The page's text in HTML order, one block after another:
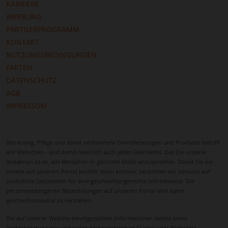
gewährleisten.
Die Nähe zu medizinischen Einrichtungen sorgt
dafür, dass gesundheitliche Versorgung zuverlässig
gewährleistet ist. Betreuungskräfte achten auf die
regelmäßige Einnahme von Medikamenten,
begleiten Arztbesuche und erkennen
gesundheitliche Veränderungen frühzeitig. Dadurch
wird die Sicherheit der Pflegebedürftigen erhöht,
und Angehörige können beruhigt sein, dass
Förderung sozialer Kontakte. Spaziergänge durch
die Stadt, Treffen mit Bekannten oder die Teilnahme
an lokalen Veranstaltungen können von
Einsamkeit, stärkt das psychische Wohlbefinden und
gesellschaftlichen Leben teilzunehmen. Gleichzeitig
KARRIERE
WERBUNG
PARTNERPROGRAMM
KONTAKT
NUTZUNGSBEDINGUNGEN
FAKTEN
DATENSCHUTZ
AGB
IMPRESSUM
Betreuung, Pflege und damit verbundene Dienstleistungen und Produkte betrifft
alle Menschen - und damit natürlich auch jedes Geschlecht. Das Ziel unserer
Redaktion ist es, alle Menschen in gleichem Maße anzusprechen. Damit Sie die
Inhalte auf unserem Portal leichter lesen können, verzichten wir bewusst auf
zusätzliche Satzzeichen für eine geschlechtergerechte Schreibweise. Die
personenbezogenen Bezeichnungen auf unserem Portal sind daher
geschlechtsneutral zu verstehen.
Die auf unserer Website bereitgestellten Informationen stellen keine